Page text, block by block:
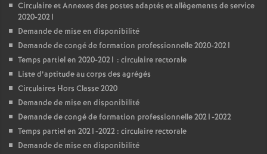
Circulaire et Annexes des postes adaptés et allègements de service
2020-2021
Demande de mise en disponibilité
Demande de congé de formation professionnelle 2020-2021
Temps partiel en 2020-2021 : circulaire rectorale
Liste d’aptitude au corps des agrégés
Circulaires Hors Classe 2020
Demande de mise en disponibilité
Demande de congé de formation professionnelle 2021-2022
Temps partiel en 2021-2022 : circulaire rectorale
Demande de mise en disponibilité